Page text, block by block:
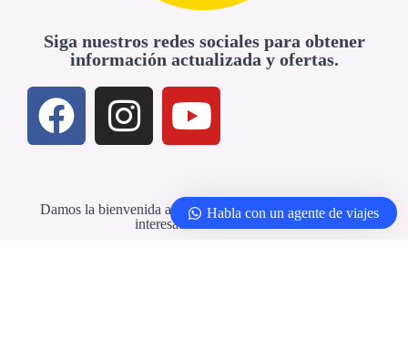
Siga nuestros redes sociales para obtener
información actualizada y ofertas.
Damos la bienvenida a agencias de viajes y profesionales
interesados en colaborar
Habla con un agente de viajes